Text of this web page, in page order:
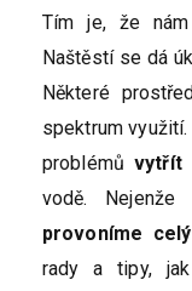
Tím je, že
Naštěstí se dá
Některé
spektrum
problémůvytřít
vodě.
provoníme
rady a tipy,